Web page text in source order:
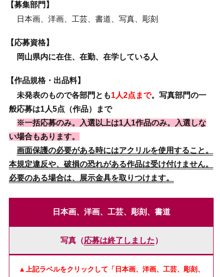
【募集部門】
日本画、洋画、工芸、書道、写真、彫刻
【応募資格】
岡山県内に在住、在勤、在学している人
【作品規格・出品料】
未発表のもので各部門とも1人2点まで。写真部門の一
般応募は1人5点（作品）まで
※一括応募のみ。入選以上は1人1作品のみ。入選しな
い場合もあります。
画面保護の必要がある時にはアクリルを使用すること。
本規定違反や、破損の恐れがある作品は受け付けません。
必要のある場合は、展示金具を取りつけます。
日本画、洋画、工芸、彫刻、書道
写真（応募は終了しました）
▲上記ラベルをクリックして「日本画、洋画、工芸、彫刻、